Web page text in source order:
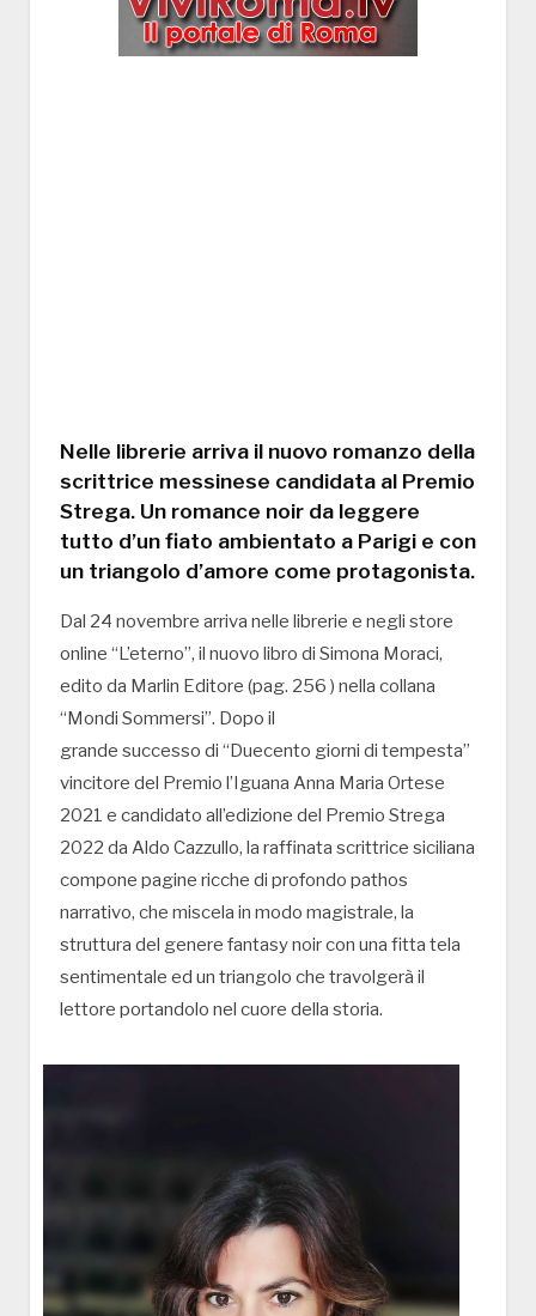
Nelle librerie arriva il nuovo romanzo della
scrittrice messinese candidata al Premio
Strega. Un romance noir da leggere
tutto d’un fiato ambientato a Parigi e con
un triangolo d’amore come protagonista.
Dal 24 novembre arriva nelle librerie e negli store
online “L’eterno”, il nuovo libro di Simona Moraci,
edito da Marlin Editore (pag. 256 ) nella collana
“Mondi Sommersi”. Dopo il
grande successo di “Duecento giorni di tempesta”
vincitore del Premio l’Iguana Anna Maria Ortese
2021 e candidato all’edizione del Premio Strega
2022 da Aldo Cazzullo, la raffinata scrittrice siciliana
compone pagine ricche di profondo pathos
narrativo, che miscela in modo magistrale, la
struttura del genere fantasy noir con una fitta tela
sentimentale ed un triangolo che travolgerà il
lettore portandolo nel cuore della storia.